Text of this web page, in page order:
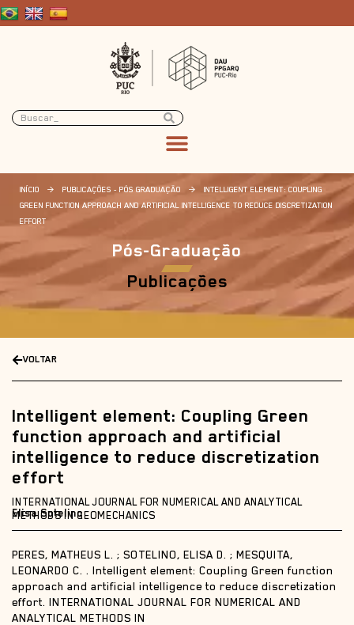
INÍCIO > PUBLICAÇÕES - PÓS GRADUAÇÃO >
INTELLIGENT ELEMENT: COUPLING
GREEN FUNCTION APPROACH AND ARTIFICIAL INTELLIGENCE TO REDUCE DISCRETIZATION
EFFORT
Pós-Graduação
Publicações
VOLTAR
Intelligent element: Coupling Green
function approach and artificial
intelligence to reduce discretization
effort
INTERNATIONAL JOURNAL FOR NUMERICAL AND ANALYTICAL
METHODS IN GEOMECHANICS
Elisa Sotelino
PERES, MATHEUS L. ; SOTELINO, ELISA D. ; MESQUITA,
LEONARDO C. . Intelligent element: Coupling Green function
approach and artificial intelligence to reduce discretization
effort. INTERNATIONAL JOURNAL FOR NUMERICAL AND
ANALYTICAL METHODS IN